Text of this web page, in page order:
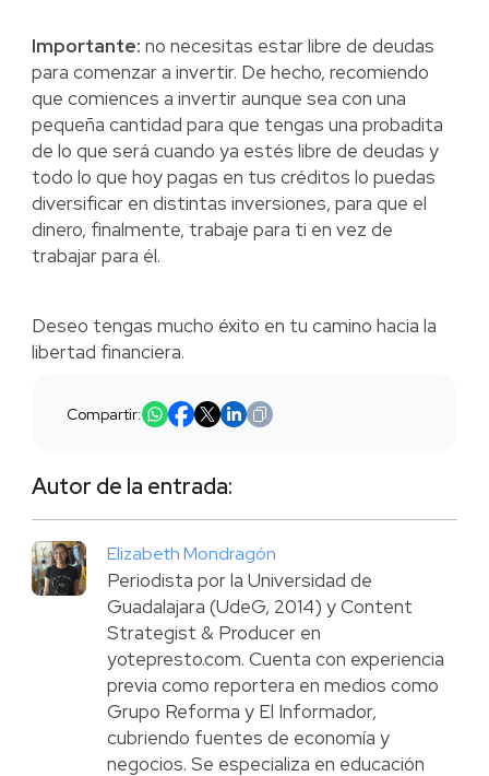
Importante: no necesitas estar libre de deudas
para comenzar a invertir. De hecho, recomiendo
que comiences a invertir aunque sea con una
pequeña cantidad para que tengas una probadita
de lo que será cuando ya estés libre de deudas y
todo lo que hoy pagas en tus créditos lo puedas
diversificar en distintas inversiones, para que el
dinero, finalmente, trabaje para ti en vez de
trabajar para él.
Deseo tengas mucho éxito en tu camino hacia la
libertad financiera.
Compartir:
Autor de la entrada:
Elizabeth Mondragón
Periodista por la Universidad de
Guadalajara (UdeG, 2014) y Content
Strategist & Producer en
yotepresto.com. Cuenta con experiencia
previa como reportera en medios como
Grupo Reforma y El Informador,
cubriendo fuentes de economía y
negocios. Se especializa en educación